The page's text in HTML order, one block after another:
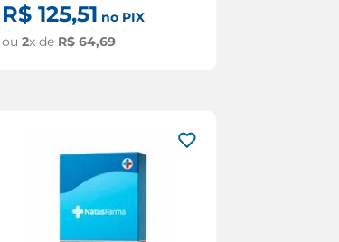
R$ 125,51 no PIX
ou 2x de R$ 64,69